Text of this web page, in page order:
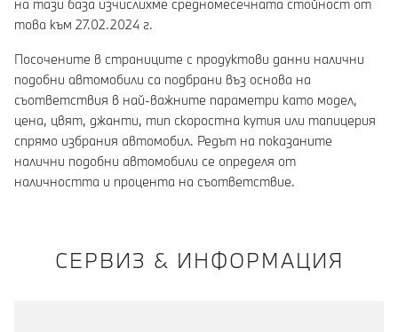
на тази база изчислихме средномесечната стойност от
това към 27.02.2024 г.
Посочените в страниците с продуктови данни налични
подобни автомобили са подбрани въз основа на
съответствия в най-важните параметри като модел,
цена, цвят, джанти, тип скоростна кутия или тапицерия
спрямо избрания автомобил. Редът на показаните
налични подобни автомобили се определя от
наличността и процента на съответствие.
СЕРВИЗ & ИНФОРМАЦИЯ